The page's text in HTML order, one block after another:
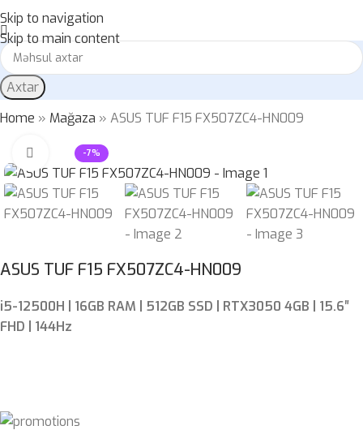
Skip to navigation
Skip to main content
Axtar
Home » Mağaza » ASUS TUF F15 FX507ZC4-HN009
-7%
Böyütmək üçün klikləyin
ASUS TUF F15 FX507ZC4-HN009
i5-12500H | 16GB RAM | 512GB SSD | RTX3050 4GB | 15.6″
FHD | 144Hz